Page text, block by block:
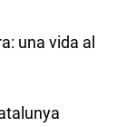
una vida al